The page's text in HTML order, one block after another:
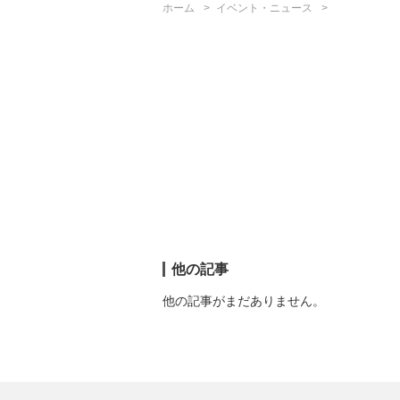
ホーム イベント・ニュース
他の記事
他の記事がまだありません。